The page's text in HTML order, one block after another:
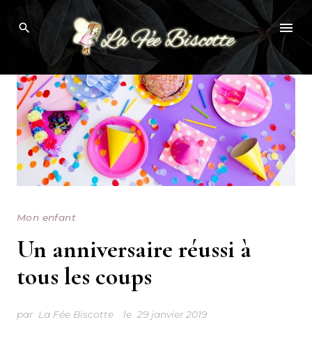
content
Mon enfant
Un anniversaire réussi à
tous les coups
par La Fée Biscotte le 29 janvier 2019